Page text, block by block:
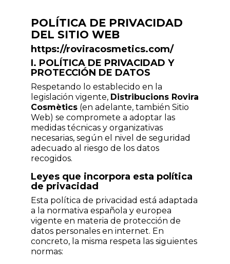
POLÍTICA DE PRIVACIDAD
DEL SITIO WEB
https://roviracosmetics.com/
I. POLÍTICA DE PRIVACIDAD Y
PROTECCIÓN DE DATOS
Respetando lo establecido en la
legislación vigente, Distribucions Rovira
Cosmètics (en adelante, también Sitio
Web) se compromete a adoptar las
medidas técnicas y organizativas
necesarias, según el nivel de seguridad
adecuado al riesgo de los datos
recogidos.
Leyes que incorpora esta política
de privacidad
Esta política de privacidad está adaptada
a la normativa española y europea
vigente en materia de protección de
datos personales en internet. En
concreto, la misma respeta las siguientes
normas: